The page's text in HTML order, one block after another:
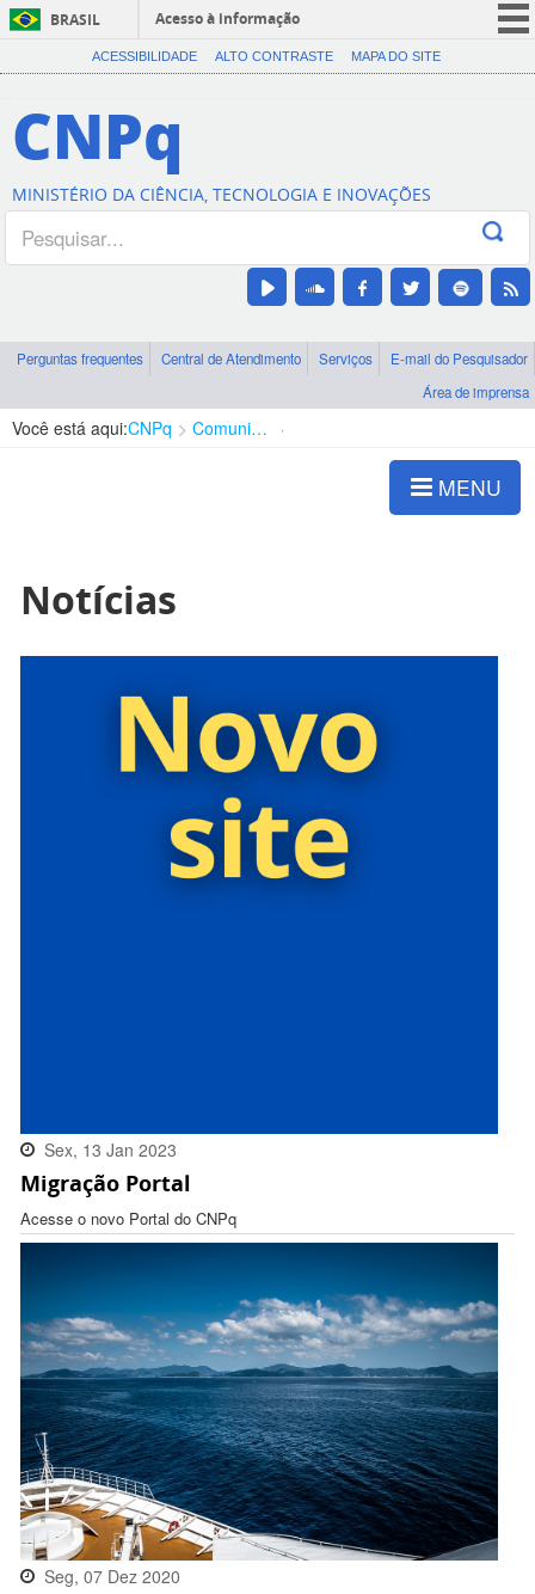
BRASIL
Acesso à informação
CORONAVÍRUS (COVID-19)
Canais
ACESSIBILIDADE ALTO CONTRASTE MAPA DO SITE
CNPq
MINISTÉRIO DA CIÊNCIA, TECNOLOGIA E INOVAÇÕES
Perguntas frequentes Central de Atendimento Serviços
E-mail do Pesquisador
Área de imprensa
Você está aqui:CNPq Comunicação
MENU
Notícias
Sex, 13 Jan 2023
16:32:00 -0300
Migração Portal
Acesse o novo Portal do CNPq
Seg, 07 Dez 2020